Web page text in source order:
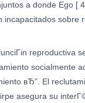
a donde Ego [
incapacitados sobre
reproductiva
socialmente
вЂ”. El
asegura su